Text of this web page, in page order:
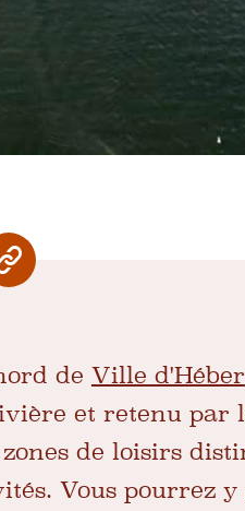
de Ville d'Héber
et retenu par
de loisirs
Vous pourrez y